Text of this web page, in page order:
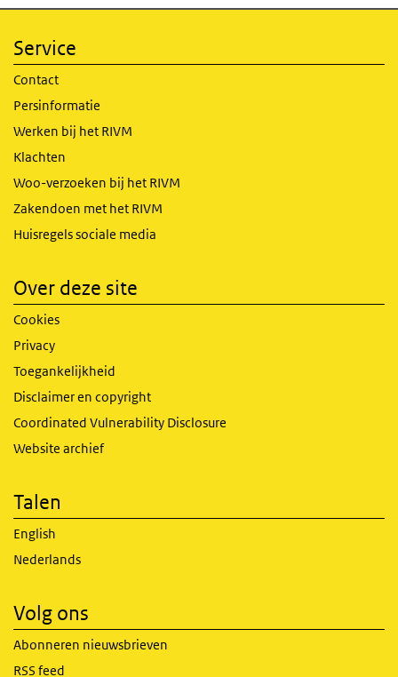
Service
Contact
Persinformatie
Werken bij het RIVM
Klachten
Woo-verzoeken bij het RIVM
Zakendoen met het RIVM
Huisregels sociale media
Over deze site
Cookies
Privacy
Toegankelijkheid
Disclaimer en copyright
Coordinated Vulnerability Disclosure
Website archief
Talen
English
Nederlands
Volg ons
Abonneren nieuwsbrieven
RSS feed